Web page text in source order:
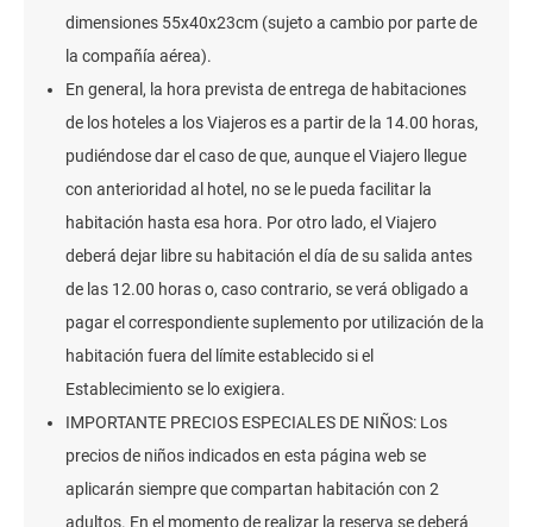
dimensiones 55x40x23cm (sujeto a cambio por parte de
la compañía aérea).
En general, la hora prevista de entrega de habitaciones
de los hoteles a los Viajeros es a partir de la 14.00 horas,
pudiéndose dar el caso de que, aunque el Viajero llegue
con anterioridad al hotel, no se le pueda facilitar la
habitación hasta esa hora. Por otro lado, el Viajero
deberá dejar libre su habitación el día de su salida antes
de las 12.00 horas o, caso contrario, se verá obligado a
pagar el correspondiente suplemento por utilización de la
habitación fuera del límite establecido si el
Establecimiento se lo exigiera.
IMPORTANTE PRECIOS ESPECIALES DE NIÑOS: Los
precios de niños indicados en esta página web se
aplicarán siempre que compartan habitación con 2
adultos. En el momento de realizar la reserva se deberá